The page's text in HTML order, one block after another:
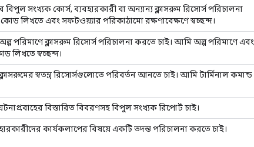
বিপুল সংখ্যক কোর্স, ব্যবহারকারী বা অন্যান্য ক্লাসরুম রিসোর্স পরিচালনা
লিখতে এবং সফটওয়্যার পরিকাঠামো রক্ষণাবেক্ষণে স্বচ্ছন্দ।
পরিমাণে ক্লাসরুম রিসোর্স পরিচালনা করতে চাই। আমি অল্প পরিমাণে এবং
লিখতে স্বচ্ছন্দ।
স্বতন্ত্র রিসোর্সগুলোতে পরিবর্তন আনতে চাই। আমি টার্মিনাল কমান্ড
বিস্তারিত বিবরণসহ বিপুল সংখ্যক রিপোর্ট চাই।
কার্যকলাপের বিষয়ে একটি তদন্ত পরিচালনা করতে চাই।